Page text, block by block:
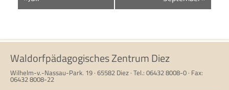
Monatsnavigation
Waldorfpädagogisches Zentrum Diez
Wilhelm-v.-Nassau-Park. 19 · 65582 Diez · Tel.: 06432 8008-0 · Fax:
06432 8008-22